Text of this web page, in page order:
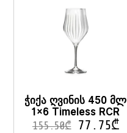
ჭიქა ღვინის 450 მლ
1×6 Timeless RCR
155.50₾ 77.75₾